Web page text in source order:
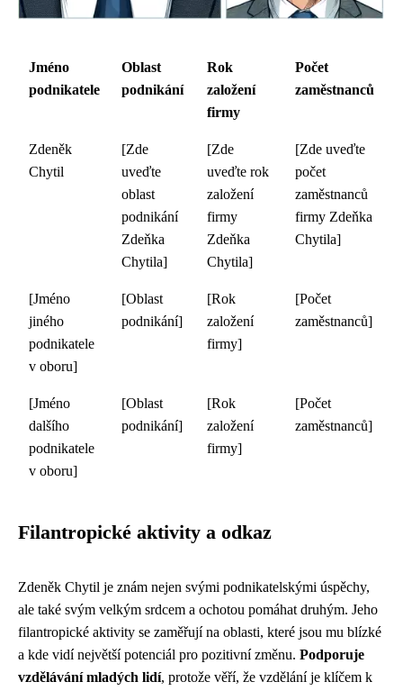
Jméno
podnikatele
Oblast
podnikání
Rok
založení
firmy
Počet
zaměstnanců
Zdeněk
Chytil
[Zde
uveďte
oblast
podnikání
Zdeňka
Chytila]
[Zde
uveďte rok
založení
firmy
Zdeňka
Chytila]
[Zde uveďte
počet
zaměstnanců
firmy Zdeňka
Chytila]
[Jméno
jiného
podnikatele
v oboru]
[Oblast
podnikání]
[Rok
založení
firmy]
[Počet
zaměstnanců]
[Jméno
dalšího
podnikatele
v oboru]
[Oblast
podnikání]
[Rok
založení
firmy]
[Počet
zaměstnanců]
Filantropické aktivity a odkaz
Zdeněk Chytil je znám nejen svými podnikatelskými úspěchy,
ale také svým velkým srdcem a ochotou pomáhat druhým. Jeho
filantropické aktivity se zaměřují na oblasti, které jsou mu blízké
a kde vidí největší potenciál pro pozitivní změnu. Podporuje
vzdělávání mladých lidí, protože věří, že vzdělání je klíčem k